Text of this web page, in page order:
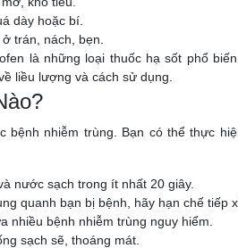
dày hoặc bí.
trán, nách, bẹn.
là những loại thuốc hạ sốt phổ
liều lượng và cách sử dụng.
bệnh nhiễm trùng. Bạn có thể thực
nước sạch trong ít nhất 20 giây.
quanh bạn bị bệnh, hãy hạn chế tiếp
nhiều bệnh nhiễm trùng nguy hiểm.
sạch sẽ, thoáng mát.